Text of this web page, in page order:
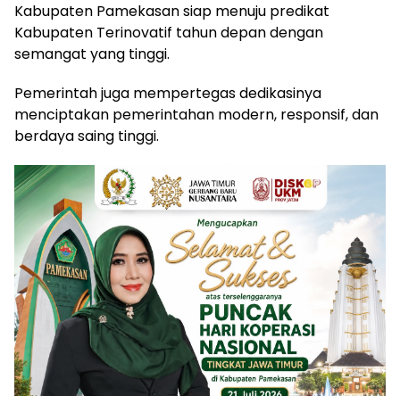
Kabupaten Pamekasan siap menuju predikat
Kabupaten Terinovatif tahun depan dengan
semangat yang tinggi.
Pemerintah juga mempertegas dedikasinya
menciptakan pemerintahan modern, responsif, dan
berdaya saing tinggi.